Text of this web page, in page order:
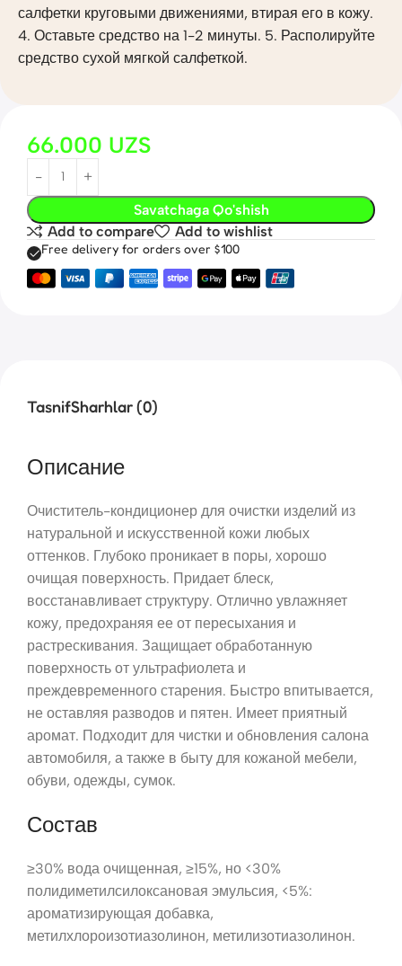
салфетки круговыми движениями, втирая его в кожу.
4. Оставьте средство на 1-2 минуты. 5. Располируйте
средство сухой мягкой салфеткой.
66.000 UZS
Savatchaga Qo'shish
Add to compare
Add to wishlist
Free delivery for orders over $100
TasnifSharhlar (0)
Описание
Очиститель-кондиционер для очистки изделий из
натуральной и искусственной кожи любых
оттенков. Глубоко проникает в поры, хорошо
очищая поверхность. Придает блеск,
восстанавливает структуру. Отлично увлажняет
кожу, предохраняя ее от пересыхания и
растрескивания. Защищает обработанную
поверхность от ультрафиолета и
преждевременного старения. Быстро впитывается,
не оставляя разводов и пятен. Имеет приятный
аромат. Подходит для чистки и обновления салона
автомобиля, а также в быту для кожаной мебели,
обуви, одежды, сумок.
Состав
≥30% вода очищенная, ≥15%, но <30%
полидиметилсилоксановая эмульсия, <5%:
ароматизирующая добавка,
метилхлороизотиазолинон, метилизотиазолинон.